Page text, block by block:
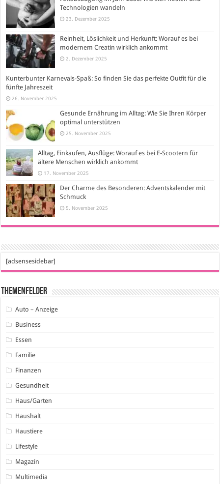
Technologien wandeln
23. Dezember 2025
Reinheit, Löslichkeit und Herkunft: Worauf es bei
modernem Creatin wirklich ankommt
2. Dezember 2025
Kunterbunter Karnevals-Spaß: So finden Sie das perfekte Outfit für die
fünfte Jahreszeit
26. November 2025
Gesunde Ernährung im Alltag: Wie Sie Ihren Körper
optimal unterstützen
25. November 2025
Alltag, Einkaufen, Ausflüge: Worauf es bei E-Scootern für
ältere Menschen wirklich ankommt
17. November 2025
Der Charme des Besonderen: Adventskalender mit
Schmuck
5. November 2025
[adsensesidebar]
Themenfelder
Auto – Anzeige
Business
Essen
Familie
Finanzen
Gesundheit
Haus/Garten
Haushalt
Haustiere
Lifestyle
Magazin
Multimedia